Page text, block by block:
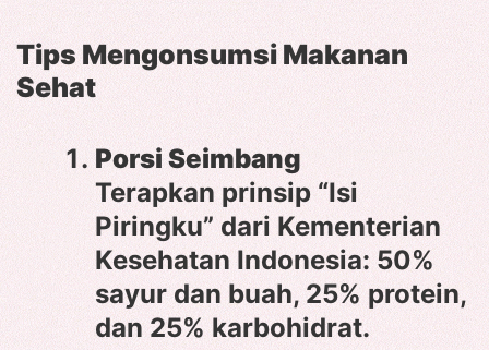
Tips Mengonsumsi Makanan
Sehat
Porsi Seimbang
Terapkan prinsip “Isi
Piringku” dari Kementerian
Kesehatan Indonesia: 50%
sayur dan buah, 25% protein,
dan 25% karbohidrat.